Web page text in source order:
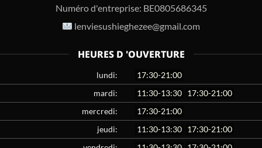
Numéro d'entreprise: BE0805686345
lenviesushieghezee@gmail.com
HEURES D 'OUVERTURE
lundi:
17:30-21:00
mardi:
11:30-13:30 17:30-21:00
mercredi:
17:30-21:00
jeudi:
11:30-13:30 17:30-21:00